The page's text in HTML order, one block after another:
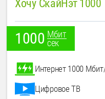
Хочу СкайНэт 1000
1000 Мбит
сек
Интернет 1000
Цифровое ТВ